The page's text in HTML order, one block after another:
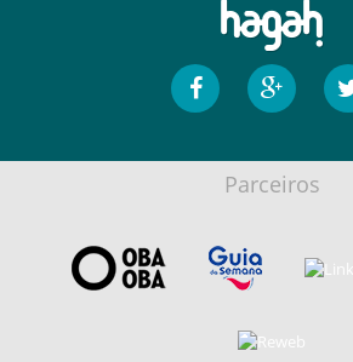
Parceiros